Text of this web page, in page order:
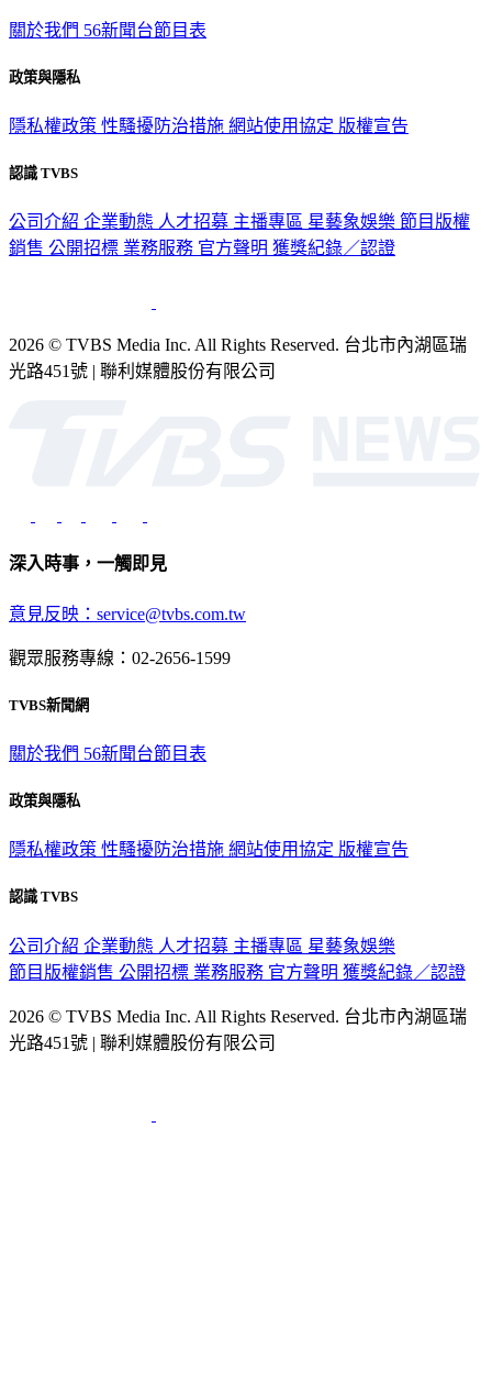
關於我們 56新聞台節目表
政策與隱私
隱私權政策 性騷擾防治措施 網站使用協定 版權宣告
認識 TVBS
公司介紹 企業動態 人才招募 主播專區 星藝象娛樂 節目版權
銷售 公開招標 業務服務 官方聲明 獲獎紀錄／認證
2026 © TVBS Media Inc. All Rights Reserved. 台北市內湖區瑞
光路451號 | 聯利媒體股份有限公司
深入時事，一觸即見
意見反映：service@tvbs.com.tw
觀眾服務專線：02-2656-1599
TVBS新聞網
關於我們 56新聞台節目表
政策與隱私
隱私權政策 性騷擾防治措施 網站使用協定 版權宣告
認識 TVBS
公司介紹 企業動態 人才招募 主播專區 星藝象娛樂
節目版權銷售 公開招標 業務服務 官方聲明 獲獎紀錄／認證
2026 © TVBS Media Inc. All Rights Reserved. 台北市內湖區瑞
光路451號 | 聯利媒體股份有限公司